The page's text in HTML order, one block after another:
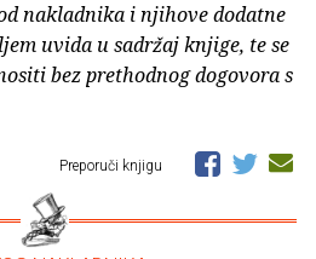
nakladnika i njihove dodatne
uvida u sadržaj knjige, te se
bez prethodnog dogovora s
Preporuči knjigu